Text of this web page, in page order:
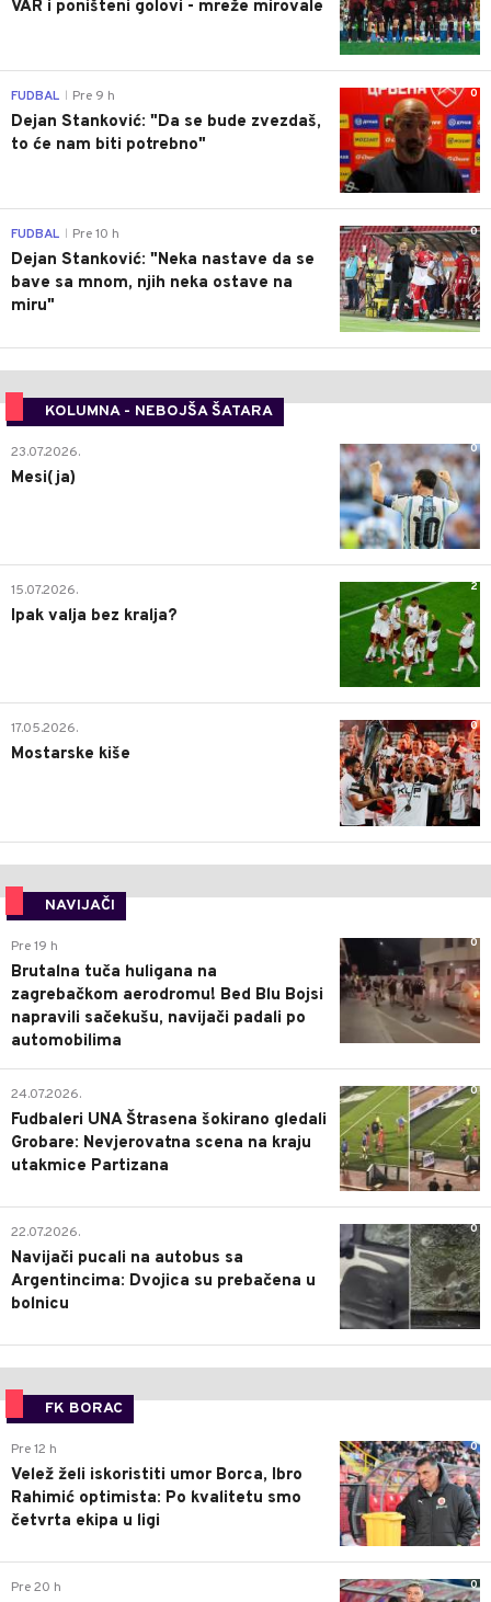
VAR i poništeni golovi - mreže mirovale
0
FUDBAL Pre 9 h
Dejan Stanković: "Da se bude zvezdaš,
to će nam biti potrebno"
0
FUDBAL Pre 10 h
Dejan Stanković: "Neka nastave da se
bave sa mnom, njih neka ostave na
miru"
KOLUMNA - NEBOJŠA ŠATARA
0
23.07.2026.
Mesi(ja)
2
15.07.2026.
Ipak valja bez kralja?
0
17.05.2026.
Mostarske kiše
NAVIJAČI
0
Pre 19 h
Brutalna tuča huligana na
zagrebačkom aerodromu! Bed Blu Bojsi
napravili sačekušu, navijači padali po
automobilima
0
24.07.2026.
Fudbaleri UNA Štrasena šokirano gledali
Grobare: Nevjerovatna scena na kraju
utakmice Partizana
0
22.07.2026.
Navijači pucali na autobus sa
Argentincima: Dvojica su prebačena u
bolnicu
FK BORAC
0
Pre 12 h
Velež želi iskoristiti umor Borca, Ibro
Rahimić optimista: Po kvalitetu smo
četvrta ekipa u ligi
0
Pre 20 h